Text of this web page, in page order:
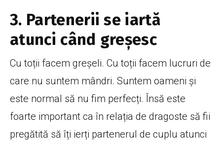
3. Partenerii se iartă
atunci când greșesc
Cu toții facem greșeli. Cu toții facem lucruri de
care nu suntem mândri. Suntem oameni și
este normal să nu fim perfecți. Însă este
foarte important ca în relația de dragoste să fii
pregătită să îți ierți partenerul de cuplu atunci